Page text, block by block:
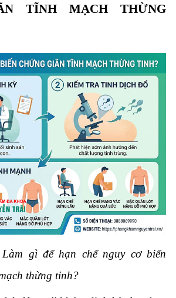
TĨNH MẠCH THỪNG
gì để hạn chế nguy cơ biến
thừng tinh?